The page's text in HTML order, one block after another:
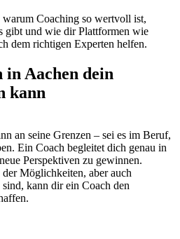
Coaching so wertvoll ist,
gibt und wie dir Plattformen wie
dem richtigen Experten helfen.
in Aachen dein
kann
an seine Grenzen – sei es im Beruf,
Ein Coach begleitet dich genau in
Perspektiven zu gewinnen.
Möglichkeiten, aber auch
kann dir ein Coach den